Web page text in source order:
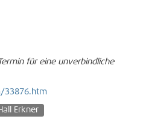
für eine unverbindliche
33876.htm
Erkner